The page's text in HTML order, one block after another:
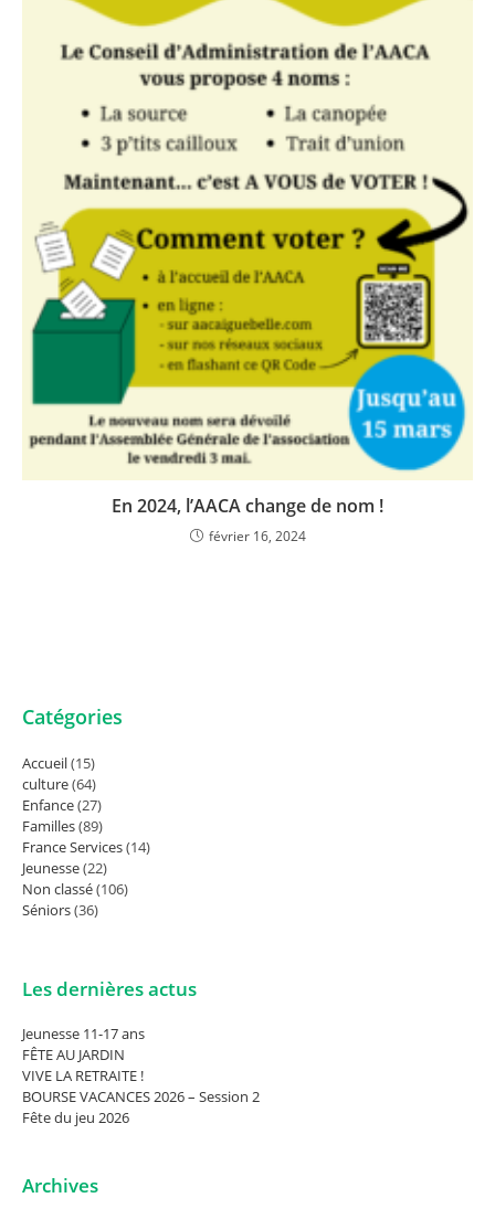
En 2024, l’AACA change de nom !
février 16, 2024
Catégories
Accueil(15)
culture(64)
Enfance(27)
Familles(89)
France Services(14)
Jeunesse(22)
Non classé(106)
Séniors(36)
Les dernières actus
Jeunesse 11-17 ans
FÊTE AU JARDIN
VIVE LA RETRAITE !
BOURSE VACANCES 2026 – Session 2
Fête du jeu 2026
Archives